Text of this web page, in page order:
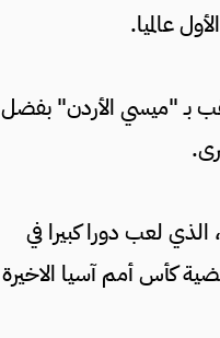
عالميا.
بـ "ميسي الأردن" بفضل
آمالا عريضة على التعمري البالغ من العمر 28 عاما، الذي لعب دورا كبيرا في
كأس أمم آسيا الاخيرة